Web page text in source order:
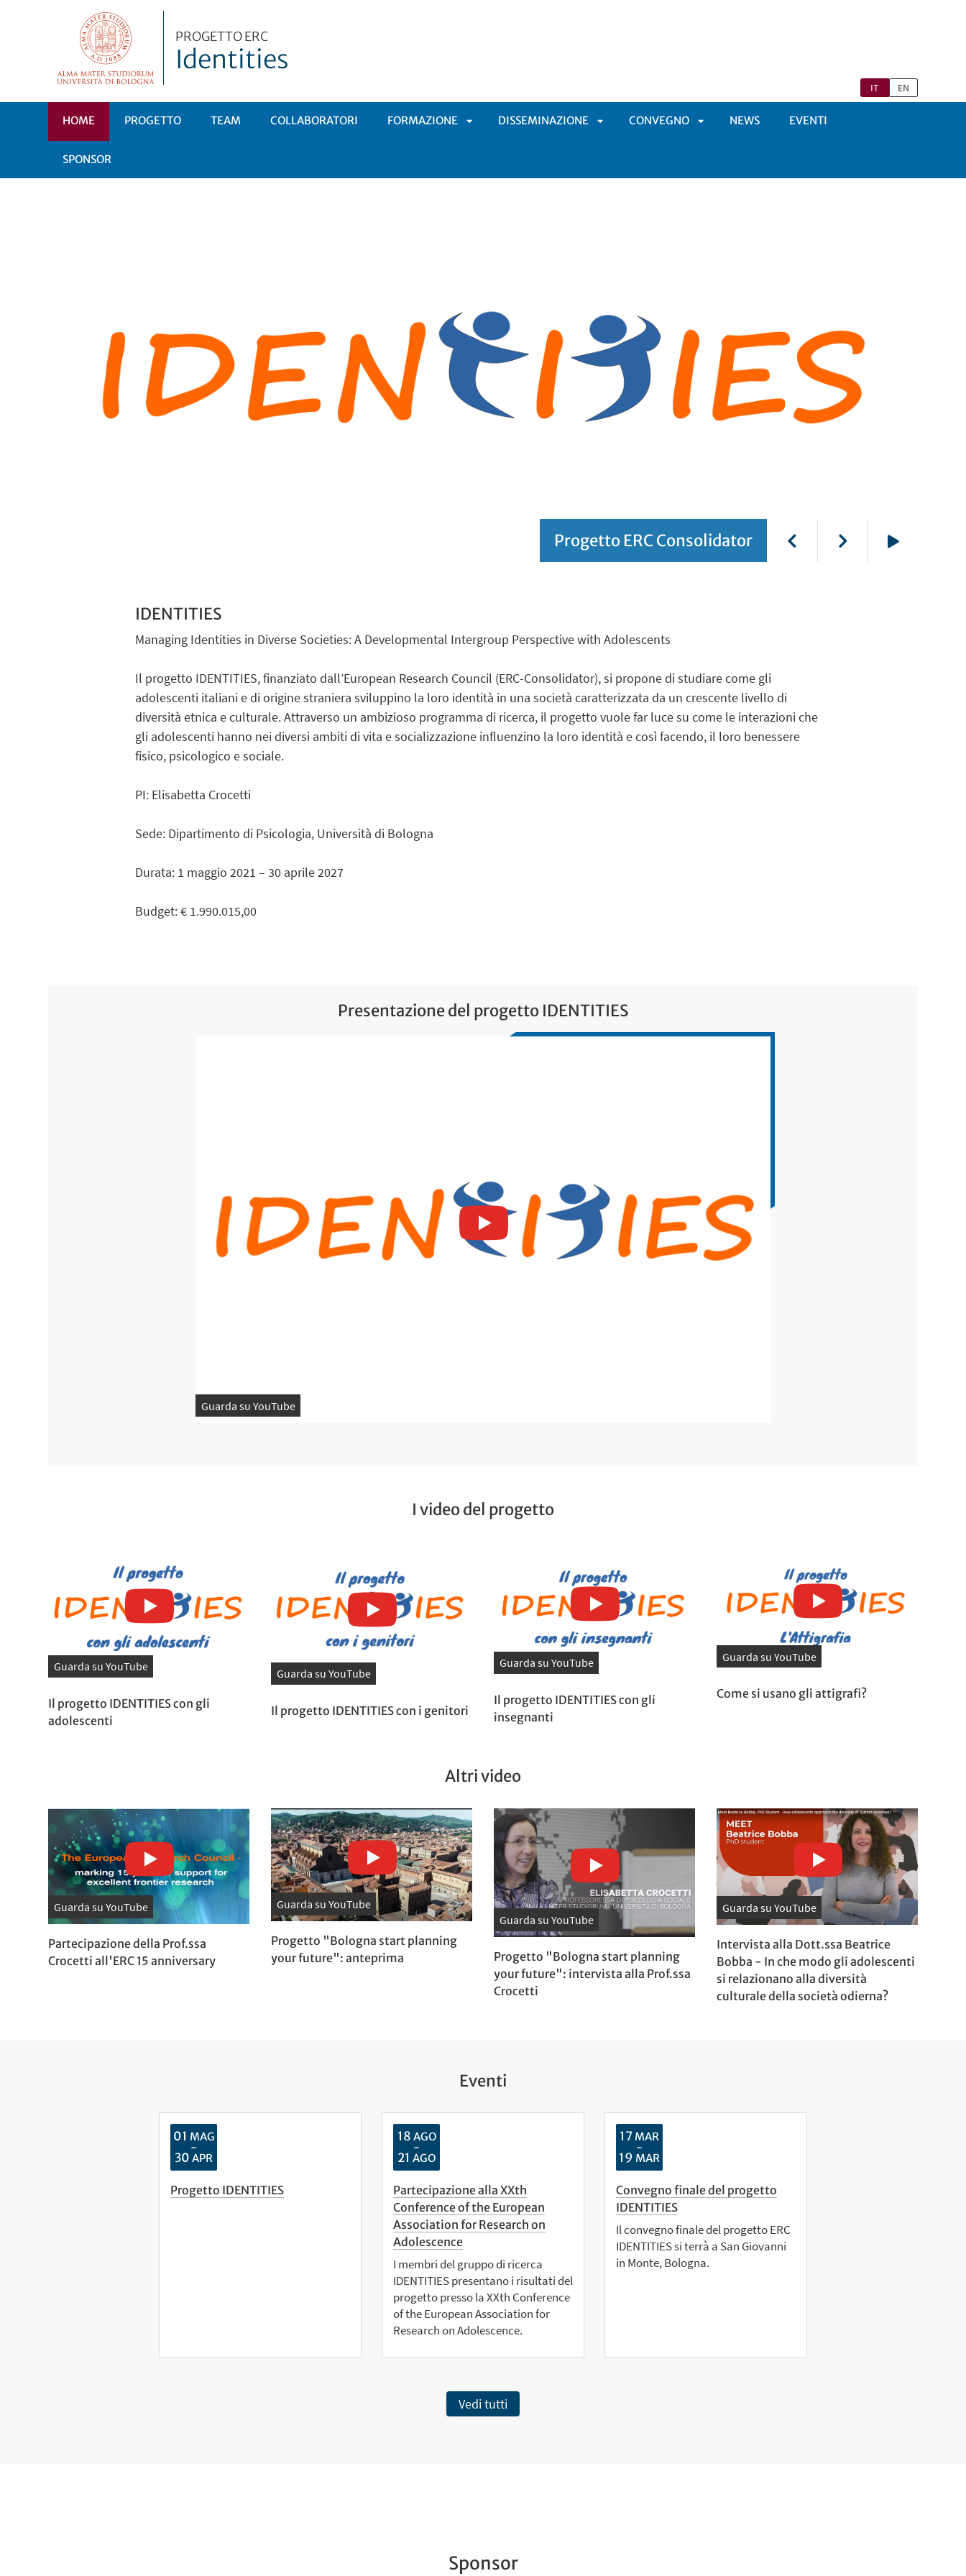
PROGETTO ERC
Identities
IT EN
HOME PROGETTO TEAM COLLABORATORI FORMAZIONE DISSEMINAZIONE CONVEGNO NEWS EVENTI
SPONSOR
Progetto ERC Consolidator
IDENTITIES
Managing Identities in Diverse Societies: A Developmental Intergroup Perspective with Adolescents
Il progetto IDENTITIES, finanziato dall’European Research Council (ERC-Consolidator), si propone di studiare come gli
adolescenti italiani e di origine straniera sviluppino la loro identità in una società caratterizzata da un crescente livello di
diversità etnica e culturale. Attraverso un ambizioso programma di ricerca, il progetto vuole far luce su come le interazioni che
gli adolescenti hanno nei diversi ambiti di vita e socializzazione influenzino la loro identità e così facendo, il loro benessere
fisico, psicologico e sociale.
PI: Elisabetta Crocetti
Sede: Dipartimento di Psicologia, Università di Bologna
Durata: 1 maggio 2021 – 30 aprile 2027
Budget: € 1.990.015,00
Presentazione del progetto IDENTITIES
Guarda su YouTube
I video del progetto
Guarda su YouTube
Il progetto IDENTITIES con gli
adolescenti
Guarda su YouTube
Il progetto IDENTITIES con i genitori
Guarda su YouTube
Il progetto IDENTITIES con gli
insegnanti
Guarda su YouTube
Come si usano gli attigrafi?
Altri video
Guarda su YouTube
Partecipazione della Prof.ssa
Crocetti all'ERC 15 anniversary
Guarda su YouTube
Progetto "Bologna start planning
your future": anteprima
Guarda su YouTube
Progetto "Bologna start planning
your future": intervista alla Prof.ssa
Crocetti
Guarda su YouTube
Intervista alla Dott.ssa Beatrice
Bobba - In che modo gli adolescenti
si relazionano alla diversità
culturale della società odierna?
Eventi
01 MAG
-
30 APR
Progetto IDENTITIES
18 AGO
-
21 AGO
Partecipazione alla XXth
Conference of the European
Association for Research on
Adolescence
I membri del gruppo di ricerca
IDENTITIES presentano i risultati del
progetto presso la XXth Conference
of the European Association for
Research on Adolescence.
17 MAR
-
19 MAR
Convegno finale del progetto
IDENTITIES
Il convegno finale del progetto ERC
IDENTITIES si terrà a San Giovanni
in Monte, Bologna.
Vedi tutti
Sponsor